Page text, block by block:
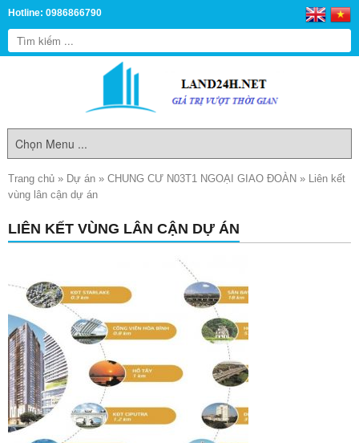
Hotline: 0986866790
Trang chủ » Dự án » CHUNG CƯ N03T1 NGOẠI GIAO ĐOÀN » Liên kết
vùng lân cận dự án
LIÊN KẾT VÙNG LÂN CẬN DỰ ÁN